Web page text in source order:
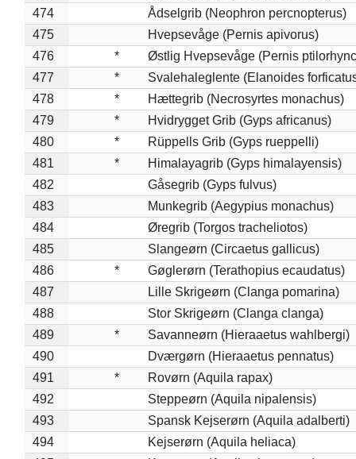
474
Ådselgrib (Neophron percnopterus)
475
Hvepsevåge (Pernis apivorus)
476
*
Østlig Hvepsevåge (Pernis
477
*
Svalehaleglente (Elanoides
478
*
Hættegrib (Necrosyrtes monachus)
479
*
Hvidrygget Grib (Gyps africanus)
480
*
Rüppells Grib (Gyps rueppelli)
481
*
Himalayagrib (Gyps himalayensis)
482
Gåsegrib (Gyps fulvus)
483
Munkegrib (Aegypius monachus)
484
Øregrib (Torgos tracheliotos)
485
Slangeørn (Circaetus gallicus)
486
*
Gøglerørn (Terathopius ecaudatus)
487
Lille Skrigeørn (Clanga pomarina)
488
Stor Skrigeørn (Clanga clanga)
489
*
Savanneørn (Hieraaetus wahlbergi)
490
Dværgørn (Hieraaetus pennatus)
491
*
Rovørn (Aquila rapax)
492
Steppeørn (Aquila nipalensis)
493
Spansk Kejserørn (Aquila adalberti)
494
Kejserørn (Aquila heliaca)